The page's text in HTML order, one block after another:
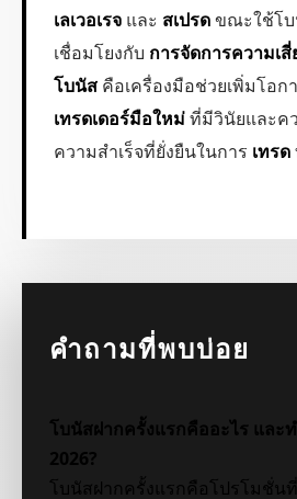
เลเวอเรจ และ สเปรดขณะใช้โบ
เชื่อมโยงกับ การจัดการความเสี่
โบนัส คือเครื่องมือช่วยเพิ่มโอก
เทรดเดอร์มือใหม่ที่มีวินัยและค
ความสำเร็จที่ยั่งยืนในการ เทรด
คำถามที่พบบ่อย
โบนัสฝากครั้งแรกคืออะไร และ
2026?
โบนัสฝากครั้งแรกคือโปรโมชั่น